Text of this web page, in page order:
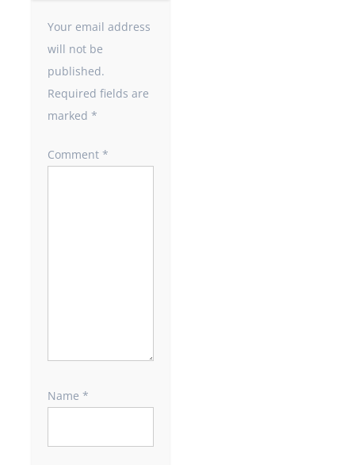
Your email address
will not be
published.
Required fields are
marked *
Comment *
Name *